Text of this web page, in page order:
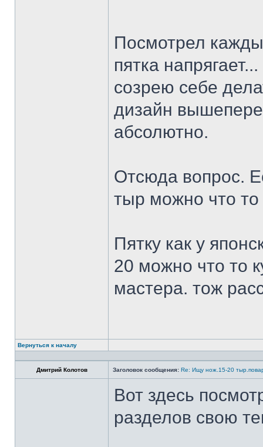
Посмотрел
пятка
созрею себе
дизайн
абсолютно.
Отсюда вопрос.
тыр можно что
Пятку как у
20 можно что то
мастера. тож
Вернуться к началу
Дмитрий Колотов Заголовок сообщения: Re: Ищу нож.15-20
Вот здесь
разделов свою